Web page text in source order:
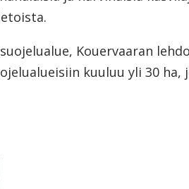
Kouervaaran
kuuluu yli 30